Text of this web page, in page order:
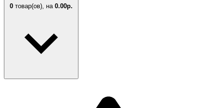
0 товар(ов), на 0.00р.